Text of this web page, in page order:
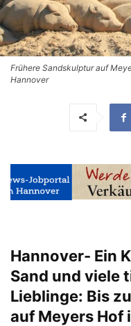
Frühere Sandskulptur auf
Hannover
Hannover- Ein
Sand und viele
Lieblinge: Bis
auf Meyers Hof